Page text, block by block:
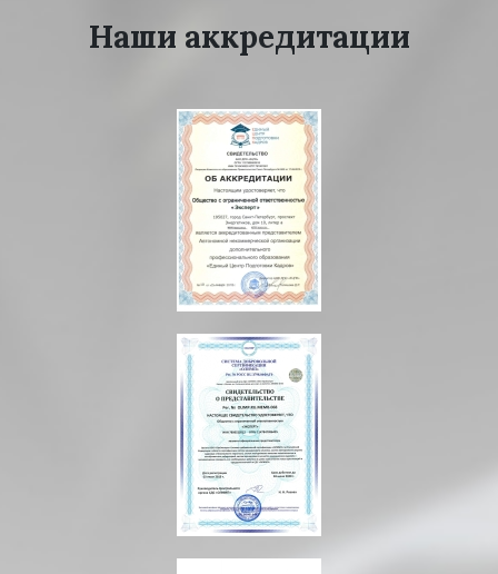
Наши аккредитации